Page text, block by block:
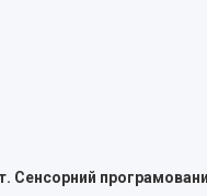
Сенсорний